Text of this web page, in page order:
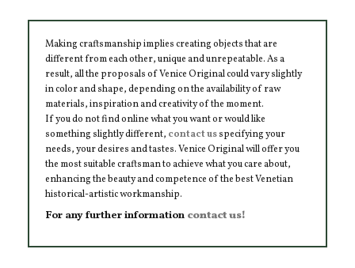
Making craftsmanship implies creating objects that are
different from each other, unique and unrepeatable. As a
result, all the proposals of Venice Original could vary slightly
in color and shape, depending on the availability of raw
materials, inspiration and creativity of the moment.
If you do not find online what you want or would like
something slightly different, contact usspecifying your
needs, your desires and tastes. Venice Original will offer you
the most suitable craftsman to achieve what you care about,
enhancing the beauty and competence of the best Venetian
historical-artistic workmanship.
For any further information contact us!